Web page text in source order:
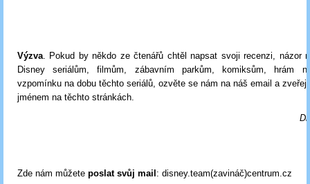
Výzva. Pokud by někdo ze čtenářů chtěl napsat svoji recenzi, názor
Disney seriálům, filmům, zábavním parkům, komiksům, hrám
vzpomínku na dobu těchto seriálů, ozvěte se nám na náš email a
jménem na těchto stránkách.
Zde nám můžete poslat svůj mail : disney.team(zavináč)centrum.cz